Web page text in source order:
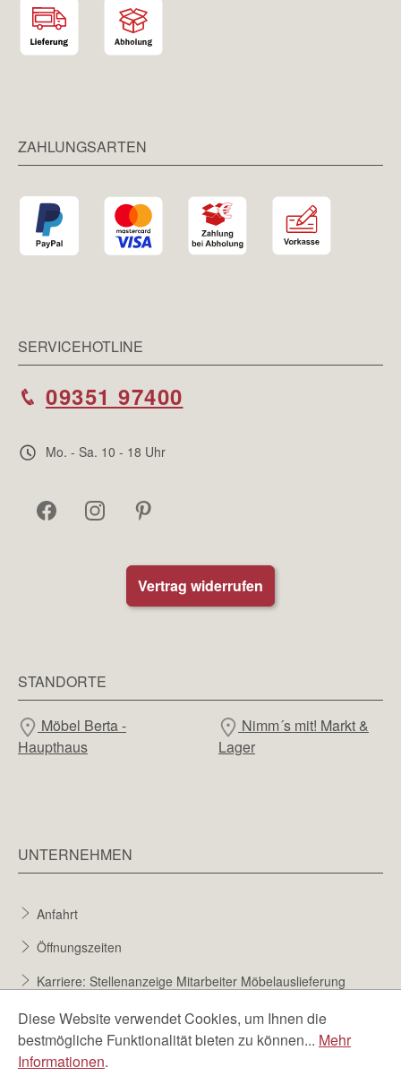
ZAHLUNGSARTEN
SERVICEHOTLINE
09351 97400
Mo. - Sa. 10 - 18 Uhr
Vertrag widerrufen
STANDORTE
Möbel Berta -
Haupthaus
Nimm´s mit! Markt &
Lager
UNTERNEHMEN
Anfahrt
Öffnungszeiten
Karriere: Stellenanzeige Mitarbeiter Möbelauslieferung
Karriere bei Möbel Berta
Bewerbungsformular
Diese Website verwendet Cookies, um Ihnen die
bestmögliche Funktionalität bieten zu können... Mehr
Informationen.